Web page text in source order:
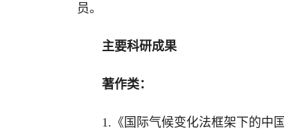
员。
主要科研成果
著作类：
1.《国际气候变化法框架下的中